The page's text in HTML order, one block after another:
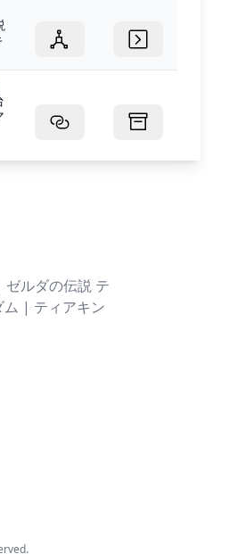
ルダの伝説 テ
ム | ティアキン